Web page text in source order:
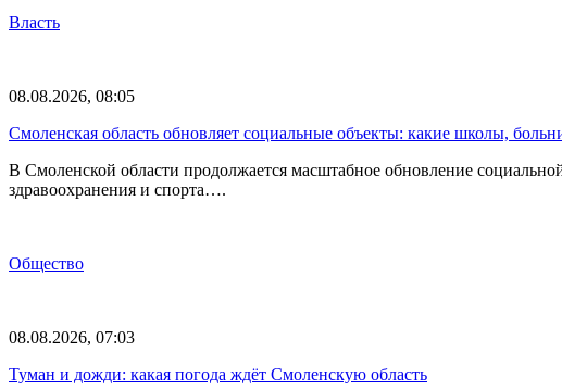
Власть
08.08.2026, 08:05
Смоленская область обновляет социальные объекты: какие школы,
В Смоленской области продолжается масштабное обновление
здравоохранения и спорта….
Общество
08.08.2026, 07:03
Туман и дожди: какая погода ждёт Смоленскую область